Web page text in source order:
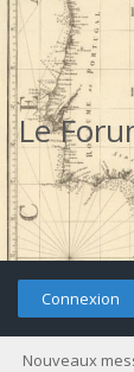
Le
Connexion
Nouveaux